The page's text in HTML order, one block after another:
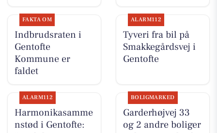
FAKTA OM
Indbrudsraten i
Gentofte
Kommune er
faldet
ALARM112
Tyveri fra bil på
Smakkegårdsvej i
Gentofte
ALARM112
Harmonikasamme
nstød i Gentofte:
BOLIGMARKED
Garderhøjvej 33
og 2 andre boliger